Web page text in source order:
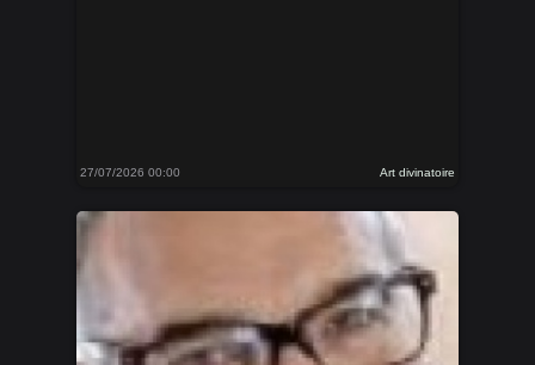
27/07/2026 00:00 Art divinatoire